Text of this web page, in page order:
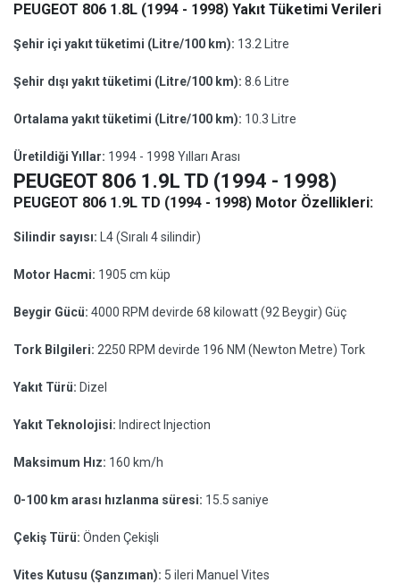
PEUGEOT 806 1.8L (1994 - 1998) Yakıt Tüketimi Verileri
Şehir içi yakıt tüketimi (Litre/100 km): 13.2 Litre
Şehir dışı yakıt tüketimi (Litre/100 km): 8.6 Litre
Ortalama yakıt tüketimi (Litre/100 km): 10.3 Litre
Üretildiği Yıllar: 1994 - 1998 Yılları Arası
PEUGEOT 806 1.9L TD (1994 - 1998)
PEUGEOT 806 1.9L TD (1994 - 1998) Motor Özellikleri:
Silindir sayısı: L4 (Sıralı 4 silindir)
Motor Hacmi: 1905 cm küp
Beygir Gücü: 4000 RPM devirde 68 kilowatt (92 Beygir) Güç
Tork Bilgileri: 2250 RPM devirde 196 NM (Newton Metre) Tork
Yakıt Türü: Dizel
Yakıt Teknolojisi: Indirect Injection
Maksimum Hız: 160 km/h
0-100 km arası hızlanma süresi: 15.5 saniye
Çekiş Türü: Önden Çekişli
Vites Kutusu (Şanzıman): 5 ileri Manuel Vites